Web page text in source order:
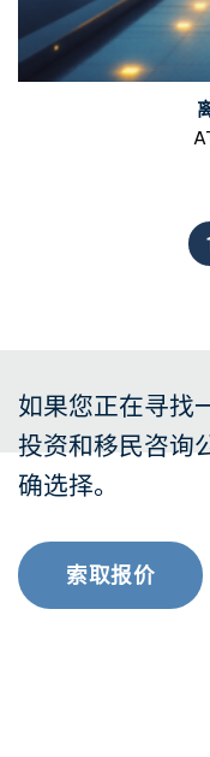
如果您正在寻找
投资和移民咨询
确选择。
索取报价